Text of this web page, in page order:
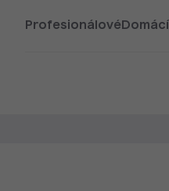
Profesionálové Domácí